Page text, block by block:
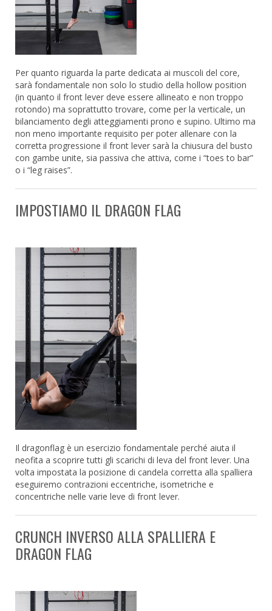
Per quanto riguarda la parte dedicata ai muscoli del core,
sarà fondamentale non solo lo studio della hollow position
(in quanto il front lever deve essere allineato e non troppo
rotondo) ma soprattutto trovare, come per la verticale, un
bilanciamento degli atteggiamenti prono e supino. Ultimo ma
non meno importante requisito per poter allenare con la
corretta progressione il front lever sarà la chiusura del busto
con gambe unite, sia passiva che attiva, come i “toes to bar”
o i “leg raises”.
IMPOSTIAMO IL DRAGON FLAG
Il dragonflag è un esercizio fondamentale perché aiuta il
neofita a scoprire tutti gli scarichi di leva del front lever. Una
volta impostata la posizione di candela corretta alla spalliera
eseguiremo contrazioni eccentriche, isometriche e
concentriche nelle varie leve di front lever.
CRUNCH INVERSO ALLA SPALLIERA E
DRAGON FLAG